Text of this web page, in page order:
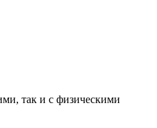
так и с физическими